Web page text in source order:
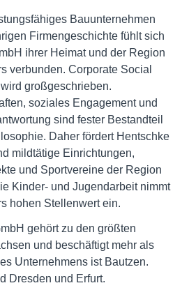
Bauunternehmen
Firmengeschichte fühlt sich
ihrer Heimat und der Region
verbunden. Corporate Social
großgeschrieben.
soziales Engagement und
sind fester Bestandteil
Daher fördert Hentschke
mildtätige Einrichtungen,
und Sportvereine der Region
Kinder- und Jugendarbeit nimmt
hohen Stellenwert ein.
gehört zu den größten
und beschäftigt mehr als
Unternehmens ist Bautzen.
Dresden und Erfurt.